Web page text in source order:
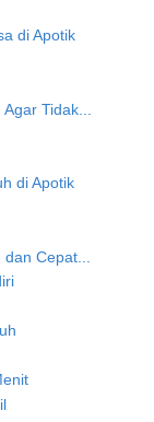
di Apotik
Tidak...
di Apotik
Cepat...